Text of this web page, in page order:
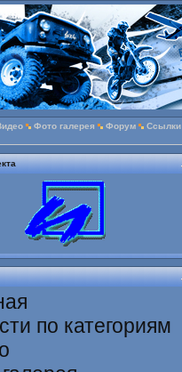
Фото галерея Форум Ссылки
по категориям